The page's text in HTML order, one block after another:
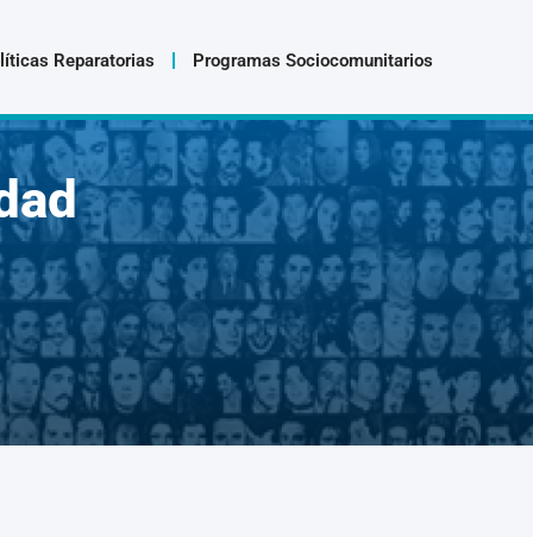
Reparatorias Programas Sociocomunitarios